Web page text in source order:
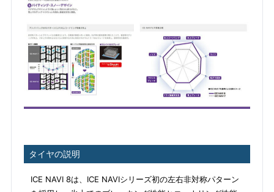
タイヤの説明
ICE NAVI 8は、ICE NAVIシリーズ初の左右非対称パターン